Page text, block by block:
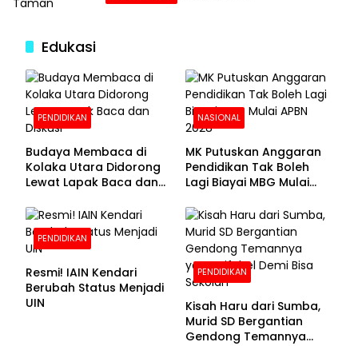
Edukasi
PENDIDIKAN
Budaya Membaca di
Kolaka Utara Didorong
Lewat Lapak Baca dan
NASIONAL
MK Putuskan Anggaran
Pendidikan Tak Boleh
Lagi Biayai MBG Mulai
PENDIDIKAN
Resmi! IAIN Kendari
Berubah Status Menjadi
UIN
PENDIDIKAN
Kisah Haru dari Sumba,
Murid SD Bergantian
Gendong Temannya